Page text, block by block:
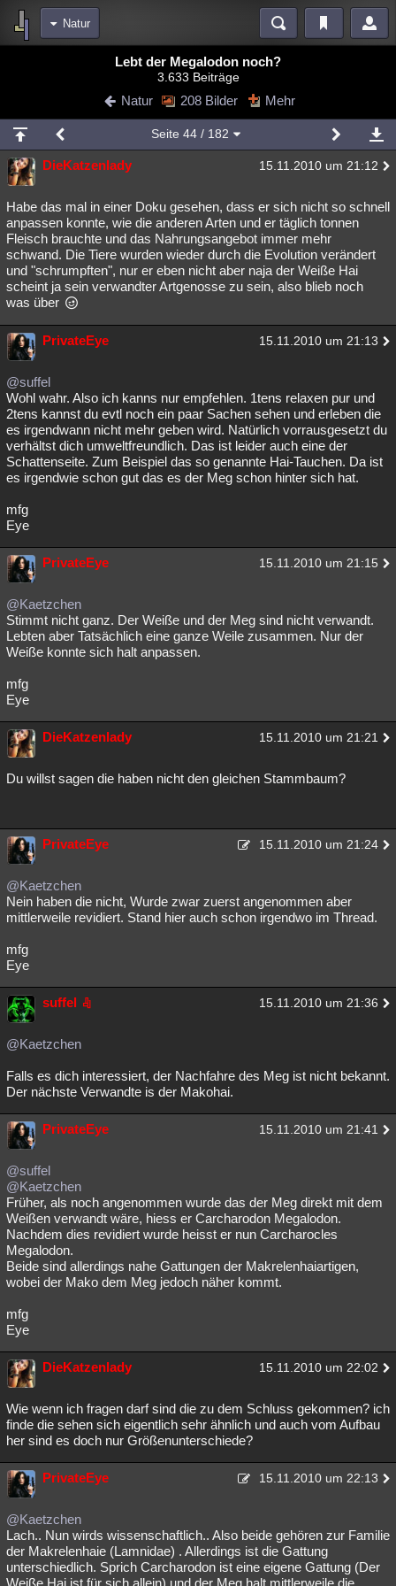
Natur
Blogs Videos
Chat Wiki Neuigkeiten
meine Rubriken
Menschen Wissenschaft Mystery Kriminalfälle
Spiritualität Verschwörungen Technologie Ufologie
Natur Umfragen Unterhaltung
weitere Rubriken
Philosophie Träume Orte Esoterik Literatur
Astronomie Helpdesk Gruppen Gaming Filme
Musik
Übersichten
Besucht Teilgenommen Alle Neue Geschlossen
Lesenswert Schlüsselwörter
Lebt der Megalodon noch?
3.633 Beiträge
Natur 208 Bilder Mehr
Seite 44/ 182
DieKatzenlady 15.11.2010 um 21:12
Habe das mal in einer Doku gesehen, dass er sich nicht so schnell
anpassen konnte, wie die anderen Arten und er täglich tonnen
Fleisch brauchte und das Nahrungsangebot immer mehr
schwand. Die Tiere wurden wieder durch die Evolution verändert
und "schrumpften", nur er eben nicht aber naja der Weiße Hai
scheint ja sein verwandter Artgenosse zu sein, also blieb noch
was über
PrivateEye 15.11.2010 um 21:13
@suffel
Wohl wahr. Also ich kanns nur empfehlen. 1tens relaxen pur und
2tens kannst du evtl noch ein paar Sachen sehen und erleben die
es irgendwann nicht mehr geben wird. Natürlich vorrausgesetzt du
verhältst dich umweltfreundlich. Das ist leider auch eine der
Schattenseite. Zum Beispiel das so genannte Hai-Tauchen. Da ist
es irgendwie schon gut das es der Meg schon hinter sich hat.
mfg
Eye
PrivateEye 15.11.2010 um 21:15
@Kaetzchen
Stimmt nicht ganz. Der Weiße und der Meg sind nicht verwandt.
Lebten aber Tatsächlich eine ganze Weile zusammen. Nur der
Weiße konnte sich halt anpassen.
mfg
Eye
DieKatzenlady 15.11.2010 um 21:21
Du willst sagen die haben nicht den gleichen Stammbaum?
PrivateEye 15.11.2010 um 21:24
@Kaetzchen
Nein haben die nicht, Wurde zwar zuerst angenommen aber
mittlerweile revidiert. Stand hier auch schon irgendwo im Thread.
mfg
Eye
suffel 15.11.2010 um 21:36
@Kaetzchen
Falls es dich interessiert, der Nachfahre des Meg ist nicht bekannt.
Der nächste Verwandte is der Makohai.
PrivateEye 15.11.2010 um 21:41
@suffel
@Kaetzchen
Früher, als noch angenommen wurde das der Meg direkt mit dem
Weißen verwandt wäre, hiess er Carcharodon Megalodon.
Nachdem dies revidiert wurde heisst er nun Carcharocles
Megalodon.
Beide sind allerdings nahe Gattungen der Makrelenhaiartigen,
wobei der Mako dem Meg jedoch näher kommt.
mfg
Eye
DieKatzenlady 15.11.2010 um 22:02
Wie wenn ich fragen darf sind die zu dem Schluss gekommen? ich
finde die sehen sich eigentlich sehr ähnlich und auch vom Aufbau
her sind es doch nur Größenunterschiede?
PrivateEye 15.11.2010 um 22:13
@Kaetzchen
Lach.. Nun wirds wissenschaftlich.. Also beide gehören zur Familie
der Makrelenhaie (Lamnidae) . Allerdings ist die Gattung
unterschiedlich. Sprich Carcharodon ist eine eigene Gattung (Der
Weiße Hai ist für sich allein) und der Meg halt mittlerweile die